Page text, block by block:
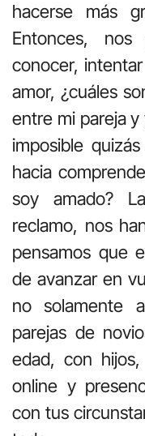
hacerse más
Entonces, nos
conocer,
amor, ¿cuáles
entre mi pareja y
imposible
hacia
soy amado?
reclamo, nos
pensamos que
de avanzar en
no solamente
parejas de
edad, con
online y
con tus